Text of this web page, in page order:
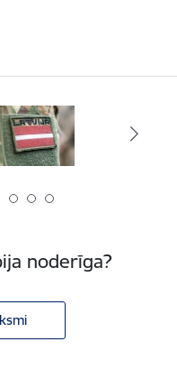
noderīga?